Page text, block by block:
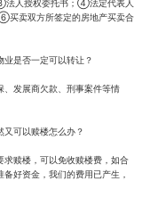
人授权委托书；④法定代表人
卖双方所签定的房地产买卖合
是否一定可以转让？
、发展商欠款、刑事案件等情
可以赎楼怎么办？
求赎楼，可以免收赎楼费，如合
好资金，我们的费用已产生，